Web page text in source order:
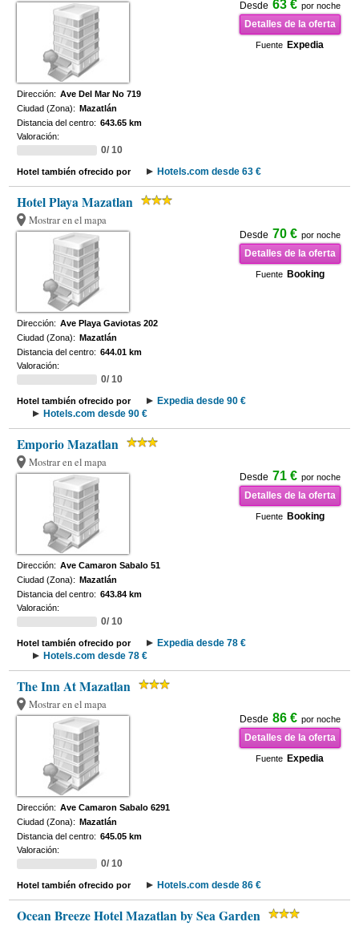
Desde 63 € por noche
Detalles de la oferta
Fuente Expedia
Dirección: Ave Del Mar No 719
Ciudad (Zona): Mazatlán
Distancia del centro: 643.65 km
Valoración:
0/ 10
Hotel también ofrecido por Hotels.com desde 63 €
Hotel Playa Mazatlan
Mostrar en el mapa
Desde 70 € por noche
Detalles de la oferta
Fuente Booking
Dirección: Ave Playa Gaviotas 202
Ciudad (Zona): Mazatlán
Distancia del centro: 644.01 km
Valoración:
0/ 10
Hotel también ofrecido por
Expedia desde 90 €
Hotels.com desde 90 €
Emporio Mazatlan
Mostrar en el mapa
Desde 71 € por noche
Detalles de la oferta
Fuente Booking
Dirección: Ave Camaron Sabalo 51
Ciudad (Zona): Mazatlán
Distancia del centro: 643.84 km
Valoración:
0/ 10
Hotel también ofrecido por
Expedia desde 78 €
Hotels.com desde 78 €
The Inn At Mazatlan
Mostrar en el mapa
Desde 86 € por noche
Detalles de la oferta
Fuente Expedia
Dirección: Ave Camaron Sabalo 6291
Ciudad (Zona): Mazatlán
Distancia del centro: 645.05 km
Valoración:
0/ 10
Hotel también ofrecido por Hotels.com desde 86 €
Ocean Breeze Hotel Mazatlan by Sea Garden